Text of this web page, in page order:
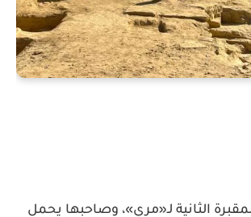
الثانية لـ«مري»، وصاحبها يحمل